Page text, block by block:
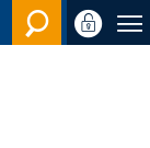
Search